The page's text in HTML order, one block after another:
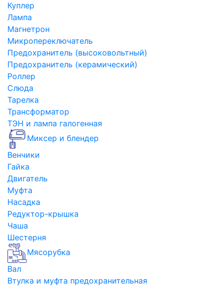
Куплер
Лампа
Магнетрон
Микропереключатель
Предохранитель (высоковольтный)
Предохранитель (керамический)
Роллер
Слюда
Тарелка
Трансформатор
ТЭН и лампа галогенная
Миксер и блендер
Венчики
Гайка
Двигатель
Муфта
Насадка
Редуктор-крышка
Чаша
Шестерня
Мясорубка
Вал
Втулка и муфта предохранительная